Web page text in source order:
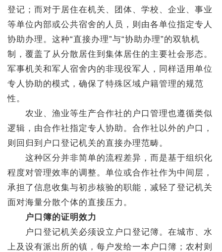
登记；而对于居住在机关、团体、学校、企业、事业
等单位内部或公共宿舍的人员，则由各单位指定专人
协助办理。这种“直接办理”与“协助办理”的双轨机
制，覆盖了从分散居住到集体居住的主要社会形态。
军事机关和军人宿舍内的非现役军人，同样适用单位
专人协助的模式，确保了特殊区域户籍管理的规范
性。
农业、渔业等生产合作社的户口管理也遵循类似
逻辑，由合作社指定专人协助。合作社以外的户口，
则回归到户口登记机关的直接办理范畴。
这种区分并非简单的流程差异，而是基于组织化
程度对管理效率的调整。单位或合作社作为中间层，
承担了信息收集与初步核验的职能，减轻了登记机关
面对海量分散个体的直接压力。
户口簿的证明效力
户口登记机关必须设立户口登记簿。在城市、水
上及设有派出所的镇，每户发给一本户口簿；农村则